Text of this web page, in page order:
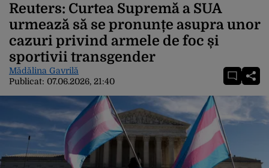
Reuters: Curtea Supremă a SUA
urmează să se pronunțe asupra unor
cazuri privind armele de foc și
sportivii transgender
Mădălina Gavrilă
Publicat: 07.06.2026, 21:40